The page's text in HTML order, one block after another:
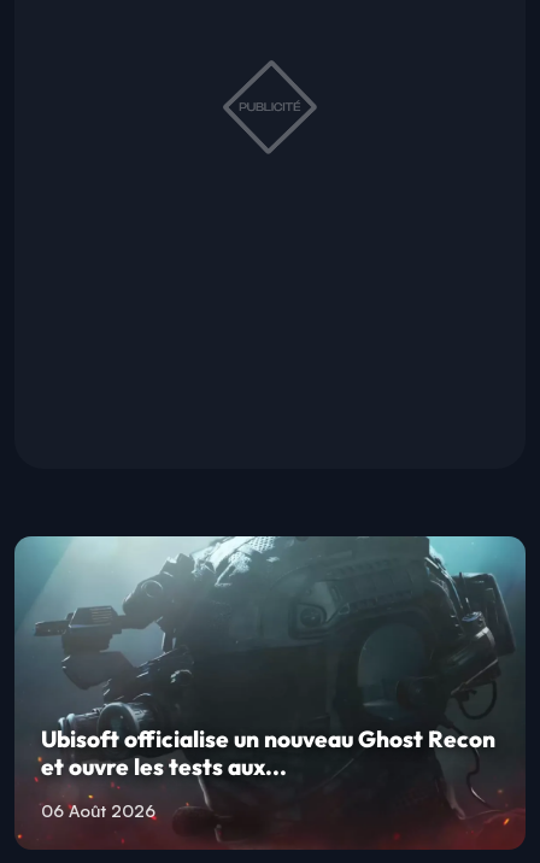
Ubisoft officialise un nouveau Ghost Recon
et ouvre les tests aux...
06 Août 2026